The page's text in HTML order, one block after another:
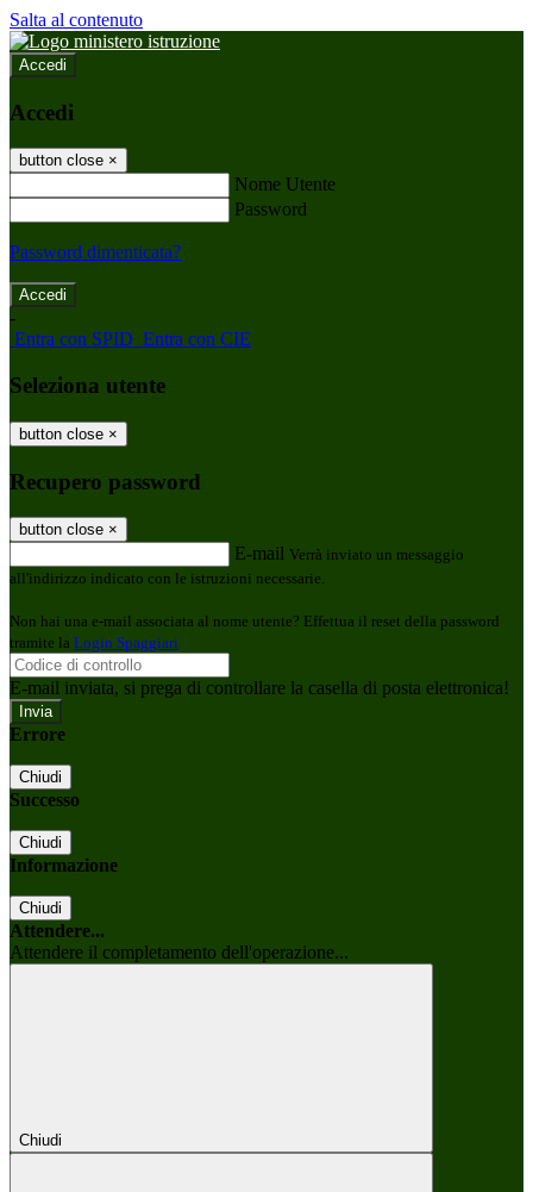
Salta al contenuto
Accedi
Accedi
button close ×
Nome Utente
Password
Password dimenticata?
-
Entra con SPID Entra con CIE
Seleziona utente
button close ×
Recupero password
button close ×
E-mail Verrà inviato un messaggio
all'indirizzo indicato con le istruzioni necessarie.
Non hai una e-mail associata al nome utente? Effettua il reset della password
tramite la Login Spaggiari
E-mail inviata, si prega di controllare la casella di posta elettronica!
Errore
Chiudi
Successo
Chiudi
Informazione
Chiudi
Attendere...
Attendere il completamento dell'operazione...
Chiudi